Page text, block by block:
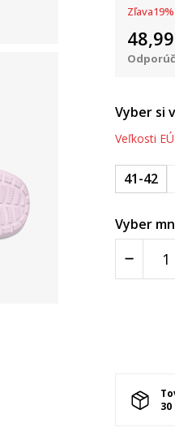
Zľava19%
48,99
Vyber si
Veľkosti EÚ
41-42
Vyber